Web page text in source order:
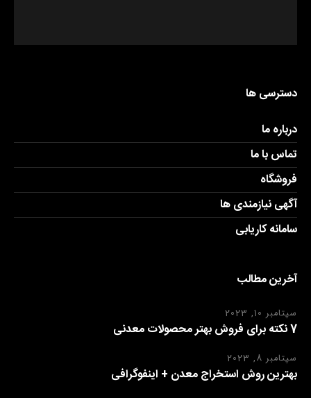
دسترسی ها
درباره ما
تماس با ما
فروشگاه
آگهی نیازمندی ها
سامانه کاریابی
آخرین مطالب
سپتامبر 10, 2023
7 نکته برای فروش بهتر محصولات معدنی
سپتامبر 8, 2023
بهترین روش استخراج معدن + اینفوگرافی